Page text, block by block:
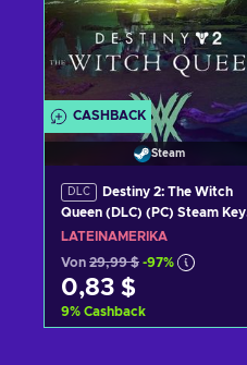
CASHBACK
Steam
DLC
Destiny 2: The Witch
Queen (DLC) (PC) Steam Key
LATAM
LATEINAMERIKA
Von 29,99 $ -97%
0,83 $
9% Cashback